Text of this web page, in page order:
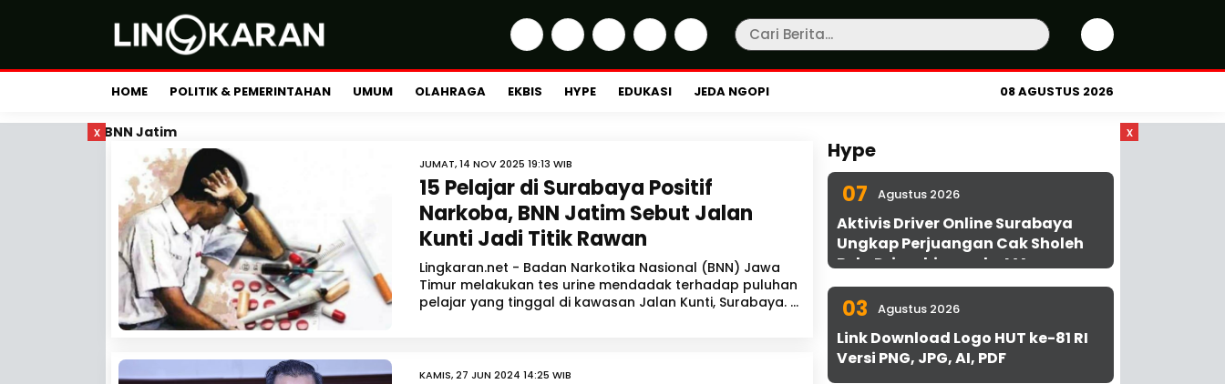
HOME POLITIK & PEMERINTAHAN UMUM OLAHRAGA EKBIS HYPE EDUKASI JEDA NGOPI 08 AGUSTUS 2026
x x
BNN Jatim
JUMAT, 14 NOV 2025 19:13 WIB
15 Pelajar di Surabaya Positif
Narkoba, BNN Jatim Sebut Jalan
Kunti Jadi Titik Rawan
Lingkaran.net - Badan Narkotika Nasional (BNN) Jawa
Timur melakukan tes urine mendadak terhadap puluhan
pelajar yang tinggal di kawasan Jalan Kunti, Surabaya. ...
KAMIS, 27 JUN 2024 14:25 WIB
Hype
07 Agustus 2026
Aktivis Driver Online Surabaya
Ungkap Perjuangan Cak Sholeh
Bela Driver hingga ke MA
03 Agustus 2026
Link Download Logo HUT ke-81 RI
Versi PNG, JPG, AI, PDF